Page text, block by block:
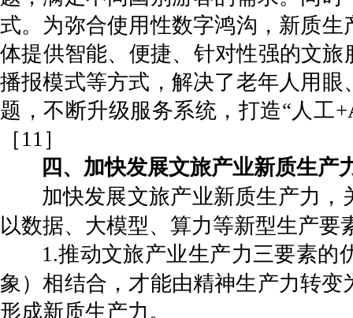
式。为弥合使用性数字鸿沟，新质
体提供智能、便捷、针对性强的文
播报模式等方式，解决了老年人用
题，不断升级服务系统，打造“人工
［11］
四、加快发展文旅产业新质生产
加快发展文旅产业新质生产力
以数据、大模型、算力等新型生产
1.推动文旅产业生产力三要素的
象）相结合，才能由精神生产力转
形成新质生产力。